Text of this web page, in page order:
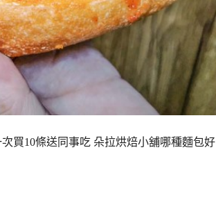
買10條送同事吃 朵拉烘焙小舖哪種麵包好